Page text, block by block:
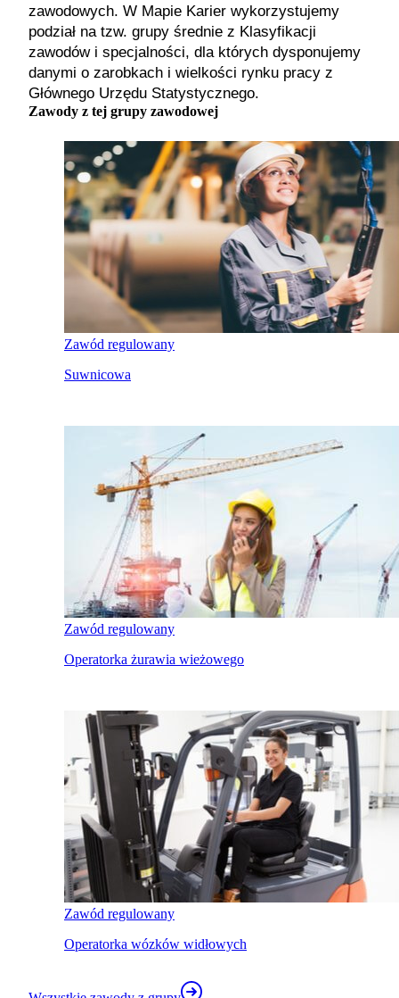
zawodowych. W Mapie Karier wykorzystujemy
podział na tzw. grupy średnie z Klasyfikacji
zawodów i specjalności, dla których dysponujemy
danymi o zarobkach i wielkości rynku pracy z
Głównego Urzędu Statystycznego.
Zawody z tej grupy zawodowej
Zawód regulowany
Suwnicowa
Zawód regulowany
Operatorka żurawia wieżowego
Zawód regulowany
Operatorka wózków widłowych